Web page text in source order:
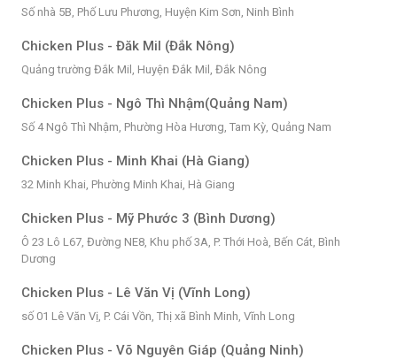
Số nhà 5B, Phố Lưu Phương, Huyện Kim Sơn, Ninh Bình
Chicken Plus - Đăk Mil (Đắk Nông)
Quảng trường Đắk Mil, Huyện Đắk Mil, Đắk Nông
Chicken Plus - Ngô Thì Nhậm(Quảng Nam)
Số 4 Ngô Thì Nhậm, Phường Hòa Hương, Tam Kỳ, Quảng Nam
Chicken Plus - Minh Khai (Hà Giang)
32 Minh Khai, Phường Minh Khai, Hà Giang
Chicken Plus - Mỹ Phước 3 (Bình Dương)
Ô 23 Lô L67, Đường NE8, Khu phố 3A, P. Thới Hoà, Bến Cát, Bình
Dương
Chicken Plus - Lê Văn Vị (Vĩnh Long)
số 01 Lê Văn Vị, P. Cái Vồn, Thị xã Bình Minh, Vĩnh Long
Chicken Plus - Võ Nguyên Giáp (Quảng Ninh)